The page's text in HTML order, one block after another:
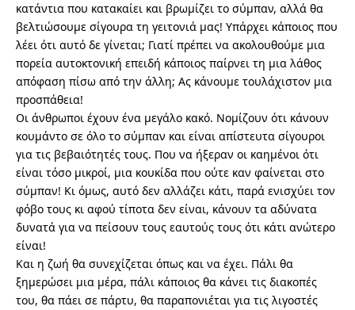
κατάντια που κατακαίει και βρωμίζει το σύμπαν, αλλά θα
βελτιώσουμε σίγουρα τη γειτονιά μας! Υπάρχει κάποιος που
λέει ότι αυτό δε γίνεται; Γιατί πρέπει να ακολουθούμε μια
πορεία αυτοκτονική επειδή κάποιος παίρνει τη μια λάθος
απόφαση πίσω από την άλλη; Ας κάνουμε τουλάχιστον μια
προσπάθεια!
Οι άνθρωποι έχουν ένα μεγάλο κακό. Νομίζουν ότι κάνουν
κουμάντο σε όλο το σύμπαν και είναι απίστευτα σίγουροι
για τις βεβαιότητές τους. Που να ήξεραν οι καημένοι ότι
είναι τόσο μικροί, μια κουκίδα που ούτε καν φαίνεται στο
σύμπαν! Κι όμως, αυτό δεν αλλάζει κάτι, παρά ενισχύει τον
φόβο τους κι αφού τίποτα δεν είναι, κάνουν τα αδύνατα
δυνατά για να πείσουν τους εαυτούς τους ότι κάτι ανώτερο
είναι!
Και η ζωή θα συνεχίζεται όπως και να έχει. Πάλι θα
ξημερώσει μια μέρα, πάλι κάποιος θα κάνει τις διακοπές
του, θα πάει σε πάρτυ, θα παραπονιέται για τις λιγοστές